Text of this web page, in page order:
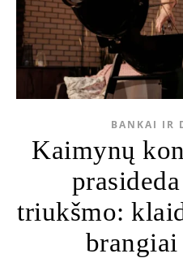
BANKAI IR
Kaimynų
triukšmo: